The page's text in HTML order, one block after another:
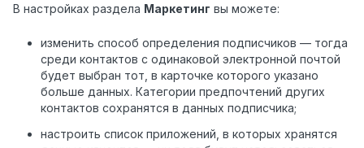
В настройках раздела Маркетинг вы можете:
изменить способ определения подписчиков — тогда
среди контактов с одинаковой электронной почтой
будет выбран тот, в карточке которого указано
больше данных. Категории предпочтений других
контактов сохранятся в данных подписчика;
настроить список приложений, в которых хранятся